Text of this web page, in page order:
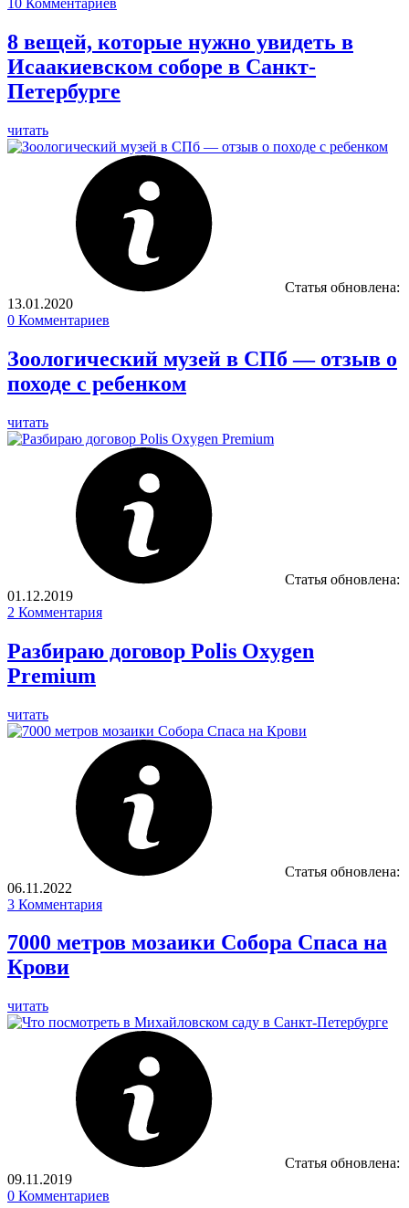
10 Комментариев
8 вещей, которые нужно увидеть в
Исаакиевском соборе в Санкт-
Петербурге
читать
Статья обновлена:
13.01.2020
0 Комментариев
Зоологический музей в СПб — отзыв о
походе с ребенком
читать
Статья обновлена:
01.12.2019
2 Комментария
Разбираю договор Polis Oxygen
Premium
читать
Статья обновлена:
06.11.2022
3 Комментария
7000 метров мозаики Собора Спаса на
Крови
читать
Статья обновлена:
09.11.2019
0 Комментариев